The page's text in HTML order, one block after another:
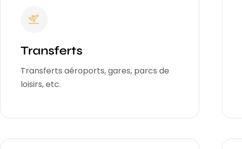
Transferts
Transferts aéroports, gares, parcs de
loisirs, etc.